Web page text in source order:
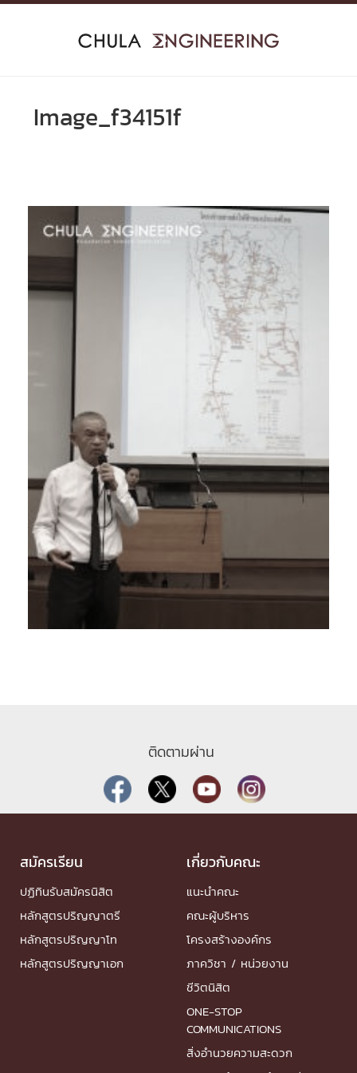
Skip
Image_f34151f
ติดตามผ่าน
สมัครเรียน
ปฏิทินรับสมัครนิสิต
หลักสูตรปริญญาตรี
หลักสูตรปริญญาโท
หลักสูตรปริญญาเอก
เกี่ยวกับคณะ
แนะนำคณะ
คณะผู้บริหาร
โครงสร้างองค์กร
ภาควิชา / หน่วยงาน
ชีวิตนิสิต
ONE-STOP
COMMUNICATIONS
สิ่งอำนวยความสะดวก